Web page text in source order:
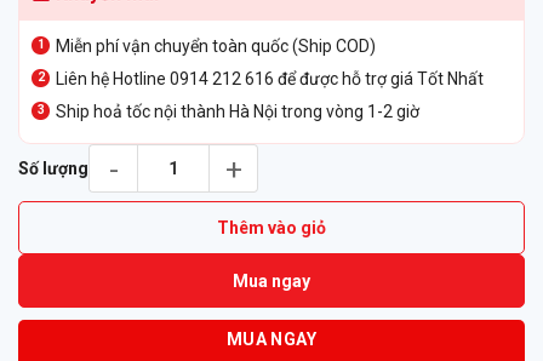
Miễn phí vận chuyển toàn quốc (Ship COD)
Liên hệ Hotline 0914 212 616 để được hỗ trợ giá Tốt Nhất
Ship hoả tốc nội thành Hà Nội trong vòng 1-2 giờ
Số lượng
Thêm vào giỏ
Mua ngay
MUA NGAY